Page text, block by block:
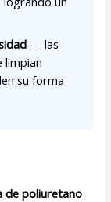
— las
limpian
su forma
de poliuretano